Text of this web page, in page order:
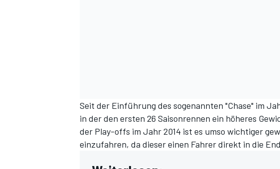
Seit der Einführung des sogenannten "Chase" im
in der den ersten 26 Saisonrennen ein höheres
der Play-offs im Jahr 2014 ist es umso wichtiger
einzufahren, da dieser einen Fahrer direkt in die